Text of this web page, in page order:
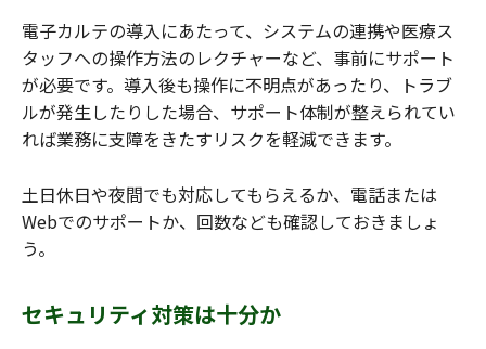
電子カルテの導入にあたって、システムの連携や医療ス
タッフへの操作方法のレクチャーなど、事前にサポート
が必要です。導入後も操作に不明点があったり、トラブ
ルが発生したりした場合、サポート体制が整えられてい
れば業務に支障をきたすリスクを軽減できます。
土日休日や夜間でも対応してもらえるか、電話または
Webでのサポートか、回数なども確認しておきましょ
う。
セキュリティ対策は十分か